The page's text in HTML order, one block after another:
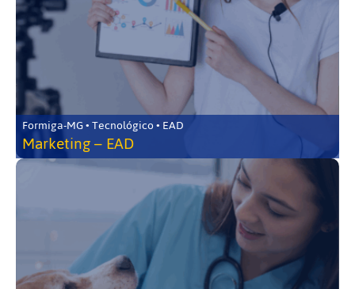
Formiga-MG • Tecnológico • EAD
Marketing – EAD